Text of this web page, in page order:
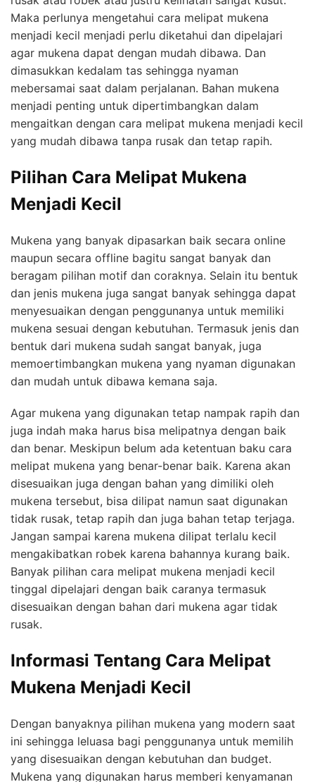
Maka perlunya mengetahui cara melipat mukena
menjadi kecil menjadi perlu diketahui dan dipelajari
agar mukena dapat dengan mudah dibawa. Dan
dimasukkan kedalam tas sehingga nyaman
mebersamai saat dalam perjalanan. Bahan mukena
menjadi penting untuk dipertimbangkan dalam
mengaitkan dengan cara melipat mukena menjadi kecil
yang mudah dibawa tanpa rusak dan tetap rapih.
Pilihan Cara Melipat Mukena
Menjadi Kecil
Mukena yang banyak dipasarkan baik secara online
maupun secara offline bagitu sangat banyak dan
beragam pilihan motif dan coraknya. Selain itu bentuk
dan jenis mukena juga sangat banyak sehingga dapat
menyesuaikan dengan penggunanya untuk memiliki
mukena sesuai dengan kebutuhan. Termasuk jenis dan
bentuk dari mukena sudah sangat banyak, juga
memoertimbangkan mukena yang nyaman digunakan
dan mudah untuk dibawa kemana saja.
Agar mukena yang digunakan tetap nampak rapih dan
juga indah maka harus bisa melipatnya dengan baik
dan benar. Meskipun belum ada ketentuan baku cara
melipat mukena yang benar-benar baik. Karena akan
disesuaikan juga dengan bahan yang dimiliki oleh
mukena tersebut, bisa dilipat namun saat digunakan
tidak rusak, tetap rapih dan juga bahan tetap terjaga.
Jangan sampai karena mukena dilipat terlalu kecil
mengakibatkan robek karena bahannya kurang baik.
Banyak pilihan cara melipat mukena menjadi kecil
tinggal dipelajari dengan baik caranya termasuk
disesuaikan dengan bahan dari mukena agar tidak
rusak.
Informasi Tentang Cara Melipat
Mukena Menjadi Kecil
Dengan banyaknya pilihan mukena yang modern saat
ini sehingga leluasa bagi penggunanya untuk memilih
yang disesuaikan dengan kebutuhan dan budget.
Mukena yang digunakan harus memberi kenyamanan